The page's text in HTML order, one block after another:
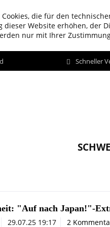
die für den
dieser Website erhöhen, der
nur mit Ihrer
Schneller
"Auf nach Japan!"-
29.07.25 19:17 2